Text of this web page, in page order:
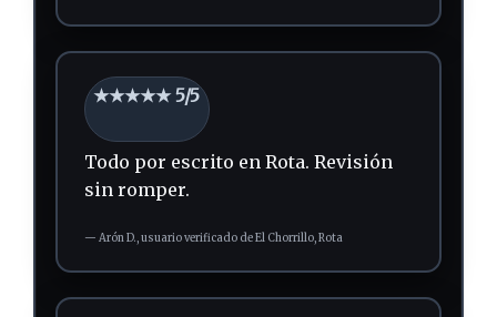
★★★★★ 5/5
Todo por escrito en Rota. Revisión
sin romper.
— Arón D.,usuario verificadode El Chorrillo, Rota